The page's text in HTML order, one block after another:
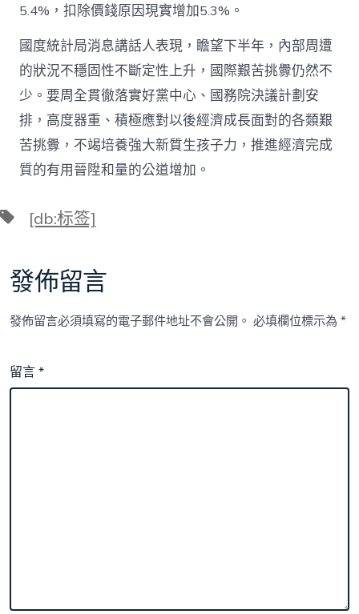
5.4%，扣除價錢原因現實增加5.3%。
國度統計局消息講話人表現，瞻望下半年，內部周遭
的狀況不穩固性不斷定性上升，國際艱苦挑釁仍然不
少。要周全貫徹落實好黨中心、國務院決議計劃安
排，高度器重、積極應對以後經濟成長面對的各類艱
苦挑釁，不竭培養強大新質生孩子力，推進經濟完成
質的有用晉陞和量的公道增加。
標 [db:标签]
發佈留言
發佈留言必須填寫的電子郵件地址不會公開。 必填欄位標示為*
留言*